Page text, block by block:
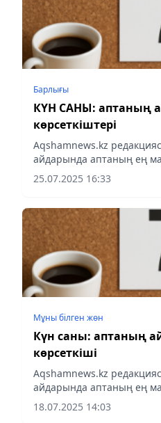
Барлығы
КҮН САНЫ: аптаның
көрсеткіштері
Аqshamnews.kz
айдарында аптаның ең
шолу жасады.
25.07.2025 16:33
Мұны білген жөн
Күн саны: аптаның
көрсеткіші
Аqshamnews.kz
айдарында аптаның ең
шолу жасады.
18.07.2025 14:03